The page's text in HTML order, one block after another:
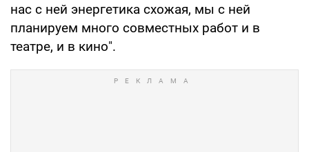
нас с ней энергетика схожая, мы с ней
планируем много совместных работ и в
театре, и в кино".